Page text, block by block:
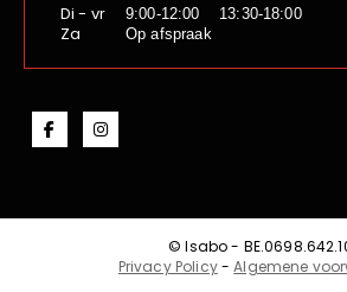
Di - vr 9:00-12:00 13:30-18:00
Za Op afspraak
© Isabo -
Privacy Policy-Algemene